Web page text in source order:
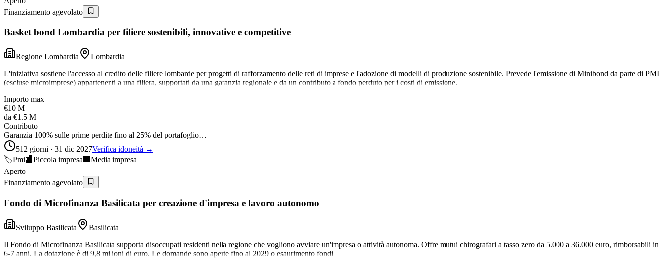
Finanziamento agevolato
Basket bond Lombardia per filiere sostenibili, innovative e competitive
Regione Lombardia
Lombardia
L'iniziativa sostiene l'accesso al credito delle filiere lombarde per progetti di rafforzamento delle reti di imprese e l'adozione di modelli di produzione sostenibile. Prevede l'emissione di Minibond da parte di PMI
(escluse microimprese) appartenenti a una filiera, supportati da una garanzia regionale e da un contributo a fondo perduto per i costi di emissione.
Importo max
€10 M
da €1.5 M
Contributo
Garanzia 100% sulle prime perdite fino al 25% del portafoglio…
512 giorni · 31 dic 2027Verifica idoneità →
🏷️Pmi🏬Piccola impresa 🏢 Media impresa
Aperto
Finanziamento agevolato
Fondo di Microfinanza Basilicata per creazione d'impresa e lavoro autonomo
Sviluppo Basilicata
Basilicata
Il Fondo di Microfinanza Basilicata supporta disoccupati residenti nella regione che vogliono avviare un'impresa o attività autonoma. Offre mutui chirografari a tasso zero da 5.000 a 36.000 euro, rimborsabili in
6-7 anni. La dotazione è di 9,8 milioni di euro. Le domande sono aperte fino al 2029 o esaurimento fondi.